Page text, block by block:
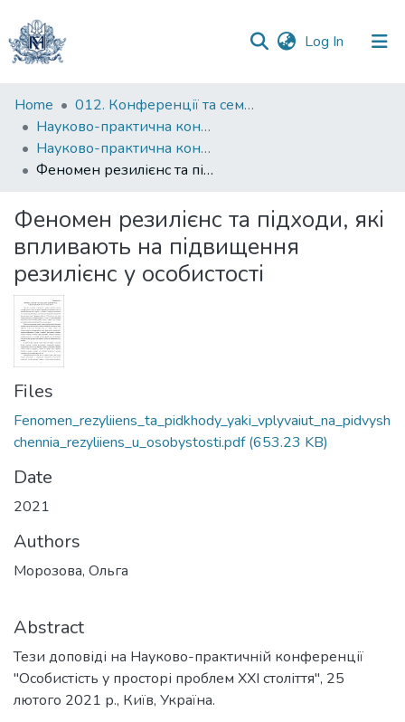
Log In (current)
Communities
&
Collections
Statistics
Home
012. Конференції та семінари НаУКМА
Науково-практична конференція "Особистість у просторі проблем ХХІ століття"
Науково-практична конференція "Особистість у просторі проблем ХХІ століття" (2021)
Феномен резилієнс та підходи, які впливають на підвищення резилієнс у особистості
Феномен резилієнс та підходи, які
впливають на підвищення
резилієнс у особистості
Files
Fenomen_rezyliiens_ta_pidkhody_yaki_vplyvaiut_na_pidvysh
chennia_rezyliiens_u_osobystosti.pdf(653.23 KB)
Date
2021
Authors
Морозова, Ольга
Abstract
Тези доповіді на Науково-практичній конференції
"Особистість у просторі проблем ХХІ століття", 25
лютого 2021 р., Київ, Україна.